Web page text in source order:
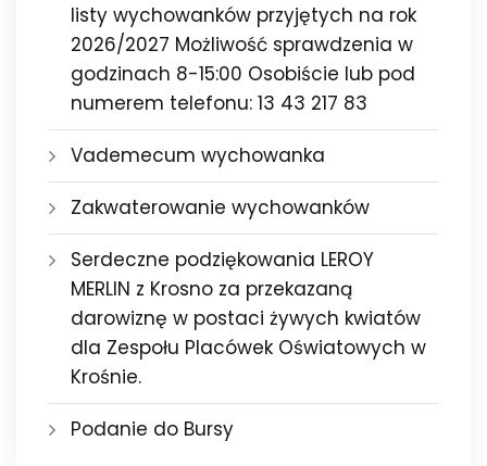
listy wychowanków przyjętych na rok
2026/2027 Możliwość sprawdzenia w
godzinach 8-15:00 Osobiście lub pod
numerem telefonu: 13 43 217 83
Vademecum wychowanka
Zakwaterowanie wychowanków
Serdeczne podziękowania LEROY
MERLIN z Krosno za przekazaną
darowiznę w postaci żywych kwiatów
dla Zespołu Placówek Oświatowych w
Krośnie.
Podanie do Bursy